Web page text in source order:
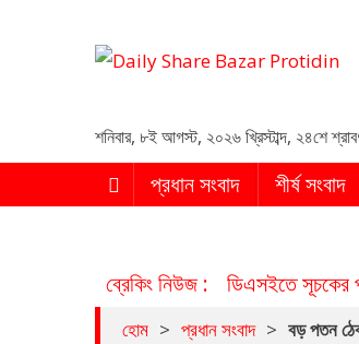
শনিবার, ৮ই আগস্ট, ২০২৬ খ্রিস্টাব্দ, ২৪শে
প্রধান সংবাদ শীর্ষ সংবাদ
ব্রেকিং নিউজ : ডিএসইতে সূচকের
হোম > প্রধান সংবাদ > বড় পতন